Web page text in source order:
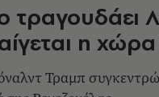
η
Τραμπ